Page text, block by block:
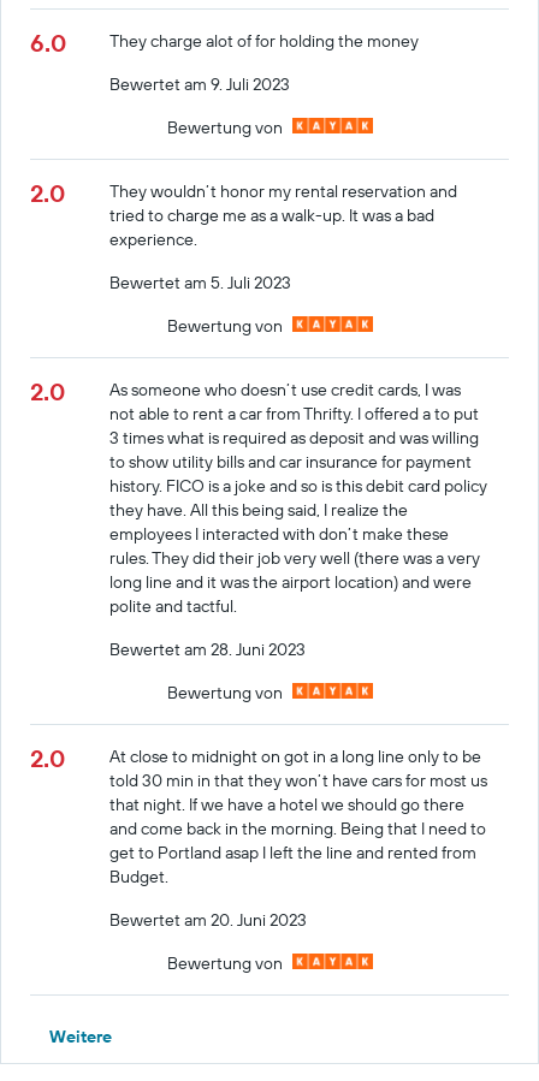
6.0
They charge alot of for holding the money
Bewertet am 9. Juli 2023
Bewertung von
2.0
They wouldn’t honor my rental reservation and
tried to charge me as a walk-up. It was a bad
experience.
Bewertet am 5. Juli 2023
Bewertung von
2.0
As someone who doesn’t use credit cards, I was
not able to rent a car from Thrifty. I offered a to put
3 times what is required as deposit and was willing
to show utility bills and car insurance for payment
history. FICO is a joke and so is this debit card policy
they have. All this being said, I realize the
employees I interacted with don’t make these
rules. They did their job very well (there was a very
long line and it was the airport location) and were
polite and tactful.
Bewertet am 28. Juni 2023
Bewertung von
2.0
At close to midnight on got in a long line only to be
told 30 min in that they won’t have cars for most us
that night. If we have a hotel we should go there
and come back in the morning. Being that I need to
get to Portland asap I left the line and rented from
Budget.
Bewertet am 20. Juni 2023
Bewertung von
Weitere